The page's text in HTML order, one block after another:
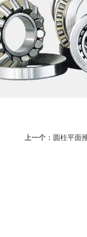
上一个： 圆柱平面